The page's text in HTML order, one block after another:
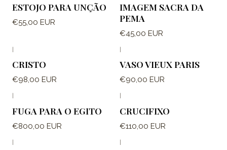
ESTOJO PARA UNÇÃO
€55,00 EUR
IMAGEM SACRA DA
PEMA
€45,00 EUR
CRISTO
€98,00 EUR
VASO VIEUX PARIS
€90,00 EUR
FUGA PARA O EGITO
€800,00 EUR
CRUCIFIXO
€110,00 EUR
| |